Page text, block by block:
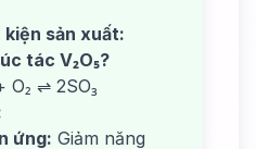
sản xuất:
tác V₂O₅?
O₂ ⇌ 2SO₃
ứng: Giảm năng